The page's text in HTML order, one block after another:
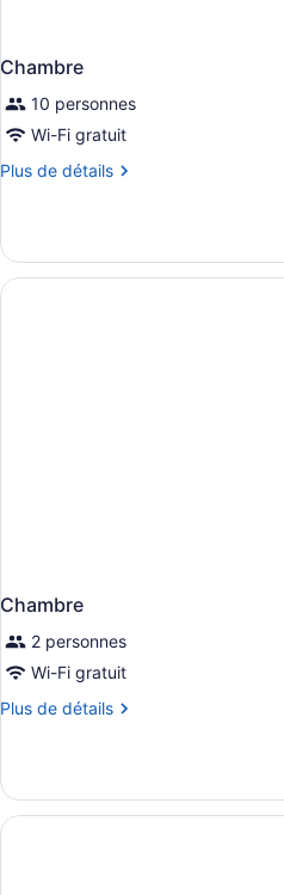
Chambre
10 personnes
Wi-Fi gratuit
Plus de détails
Plus
Chambre
Chambre
2 personnes
Wi-Fi gratuit
Plus de détails
Plus
Chambre